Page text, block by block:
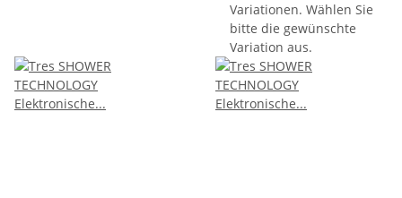
Variationen. Wählen Sie
bitte die gewünschte
Variation aus.